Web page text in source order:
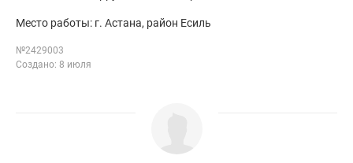
Место работы: г. Астана, район Есиль
№2429003
Создано: 8 июля